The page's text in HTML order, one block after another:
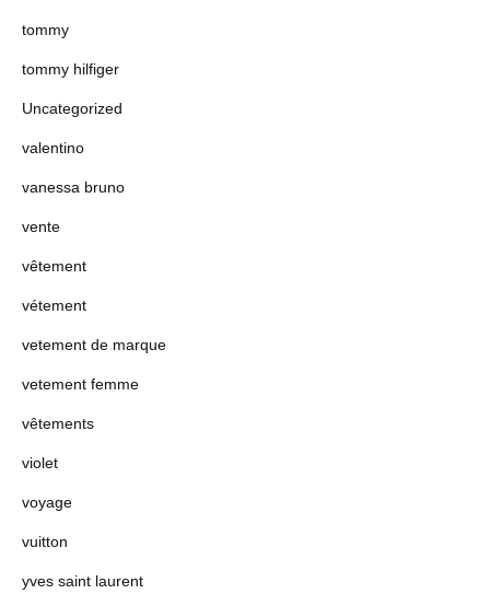
tommy
tommy hilfiger
Uncategorized
valentino
vanessa bruno
vente
vêtement
vétement
vetement de marque
vetement femme
vêtements
violet
voyage
vuitton
yves saint laurent